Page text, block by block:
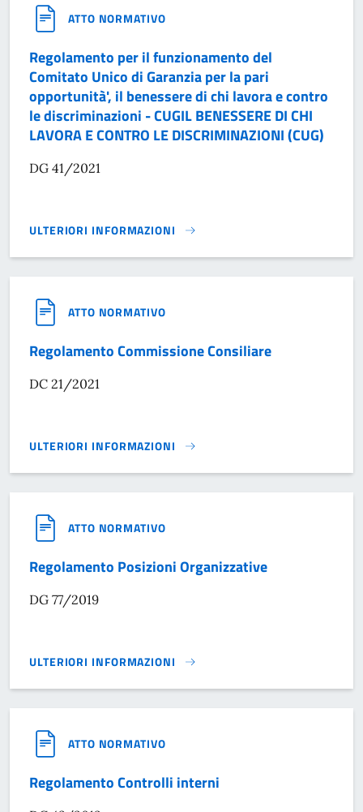
ATTO NORMATIVO
Regolamento per il funzionamento del
Comitato Unico di Garanzia per la pari
opportunità', il benessere di chi lavora e contro
le discriminazioni - CUGIL BENESSERE DI CHI
LAVORA E CONTRO LE DISCRIMINAZIONI (CUG)
DG 41/2021
ULTERIORI INFORMAZIONI
REGOLAMENTO PER IL FUNZIONAMENTO DEL COMITATO
ATTO NORMATIVO
Regolamento Commissione Consiliare
DC 21/2021
ULTERIORI INFORMAZIONI
REGOLAMENTO COMMISSIONE CONSILIARE}
ATTO NORMATIVO
Regolamento Posizioni Organizzative
DG 77/2019
ULTERIORI INFORMAZIONI
REGOLAMENTO POSIZIONI ORGANIZZATIVE}
ATTO NORMATIVO
Regolamento Controlli interni